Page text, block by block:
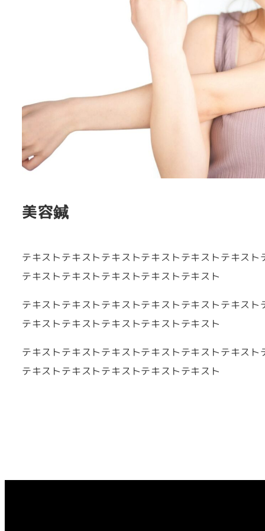
美容鍼
テキストテキストテキストテキストテキストテキス
テキストテキストテキストテキストテキスト
テキストテキストテキストテキストテキストテキス
テキストテキストテキストテキストテキスト
テキストテキストテキストテキストテキストテキス
テキストテキストテキストテキストテキスト